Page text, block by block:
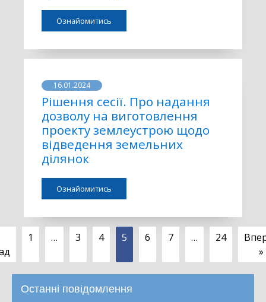
Ознайомитись
16.01.2024
Рішення сесії. Про надання
дозволу на виготовлення
проекту землеустрою щодо
відведення земельних
ділянок
Ознайомитись
1 … 3 4 5 6 7 … 24
»
Останні повідомлення